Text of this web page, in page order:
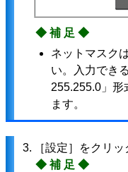
◆補足◆
ネットマスク
い。入力でき
255.255.0」形
ます。
3.
［設定］をクリッ
◆補足◆